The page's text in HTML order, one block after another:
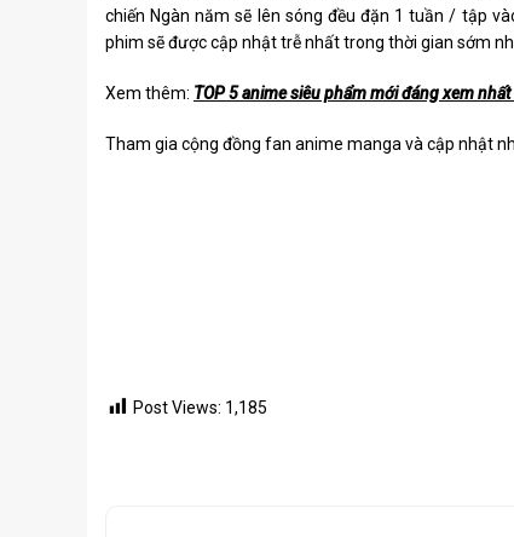
chiến Ngàn năm sẽ lên sóng đều đặn 1 tuần / tập
phim sẽ được cập nhật trễ nhất trong thời gian sớm
Xem thêm: TOP 5 anime siêu phẩm mới đáng xem
Tham gia cộng đồng fan anime manga và cập nhật
Post Views: 1,185